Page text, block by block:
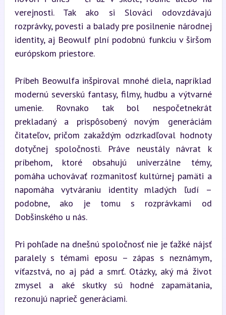
verejnosti. Tak ako si Slováci odovzdávajú
rozprávky, povesti a balady pre posilnenie národnej
identity, aj Beowulf plní podobnú funkciu v širšom
európskom priestore.
Príbeh Beowulfa inšpiroval mnohé diela, napríklad
modernú severskú fantasy, filmy, hudbu a výtvarné
umenie. Rovnako tak bol nespočetnekrát
prekladaný a prispôsobený novým generáciám
čitateľov, pričom zakaždým odzrkadľoval hodnoty
dotyčnej spoločnosti. Práve neustály návrat k
príbehom, ktoré obsahujú univerzálne témy,
pomáha uchovávať rozmanitosť kultúrnej pamäti a
napomáha vytváraniu identity mladých ľudí –
podobne, ako je tomu s rozprávkami od
Dobšinského u nás.
Pri pohľade na dnešnú spoločnosť nie je ťažké nájsť
paralely s témami eposu – zápas s neznámym,
víťazstvá, no aj pád a smrť. Otázky, aký má život
zmysel a aké skutky sú hodné zapamätania,
rezonujú naprieč generáciami.